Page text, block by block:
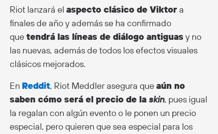
Riot lanzará el aspecto clásico de Viktor a
finales de año y además se ha confirmado
quetendrá las líneas de diálogo antiguas y no
las nuevas, además de todos los efectos visuales
clásicos mejorados.
En Reddit, Riot Meddler asegura queaún no
saben cómo será el precio de la skin, pues igual
la regalan con algún evento o le ponen un precio
especial, pero quieren que sea especial para los